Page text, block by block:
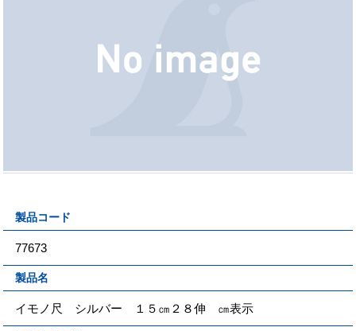
製品コード
77673
製品名
イモノ尺 シルバー １５㎝２８伸 ㎝表示